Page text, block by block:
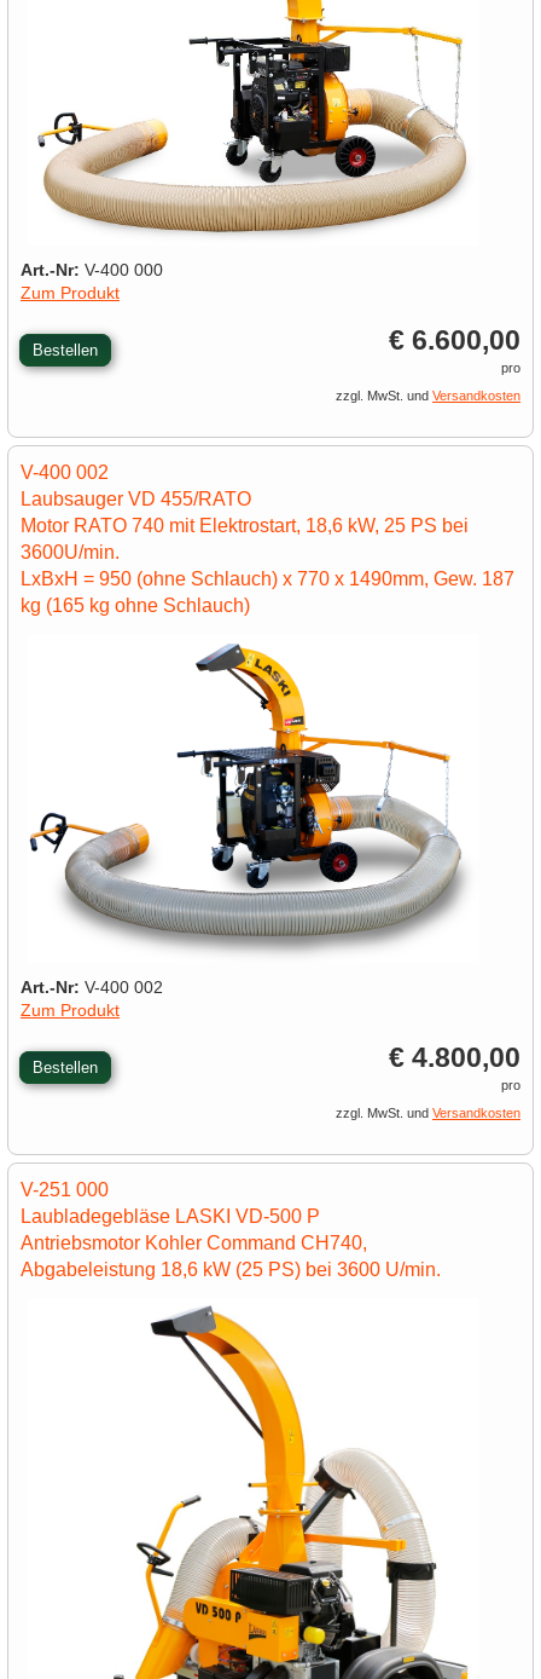
Art.-Nr: V-400 000
Zum Produkt
€ 6.600,00
pro
zzgl. MwSt. und Versandkosten
Bestellen
V-400 002
Laubsauger VD 455/RATO
Motor RATO 740 mit Elektrostart, 18,6 kW, 25 PS bei
3600U/min.
LxBxH = 950 (ohne Schlauch) x 770 x 1490mm, Gew. 187
kg (165 kg ohne Schlauch)
Art.-Nr: V-400 002
Zum Produkt
€ 4.800,00
pro
zzgl. MwSt. und Versandkosten
Bestellen
V-251 000
Laubladegebläse LASKI VD-500 P
Antriebsmotor Kohler Command CH740,
Abgabeleistung 18,6 kW (25 PS) bei 3600 U/min.